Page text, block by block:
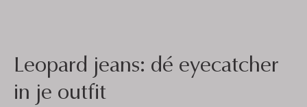
Leopard jeans: dé eyecatcher
in je outfit